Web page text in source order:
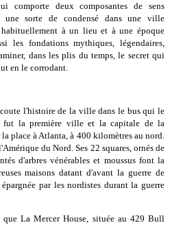
comporte deux composantes de sens
une sorte de condensé dans une ville
à un lieu et à une époque
les fondations mythiques, légendaires,
dans les plis du temps, le secret qui
en le corrodant.
l'histoire de la ville dans le bus qui le
fut la première ville et la capitale de la
place à Atlanta, à 400 kilomètres au nord.
du Nord. Ses 22 squares, ornés de
d'arbres vénérables et moussus font la
maisons datant d'avant la guerre de
par les nordistes durant la guerre
La Mercer House, située au 429 Bull